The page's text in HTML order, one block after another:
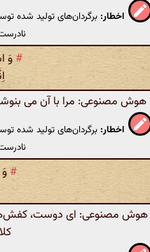
اخطار: برگردان‌های تولید شده
# وَ
هوش مصنوعی: مرا با آن می
اخطار: برگردان‌های تولید شده
#وَ
هوش مصنوعی: ای دوست،